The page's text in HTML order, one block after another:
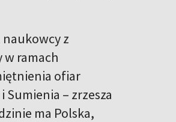
z
w ramach
ofiar
– zrzesza
ma Polska,